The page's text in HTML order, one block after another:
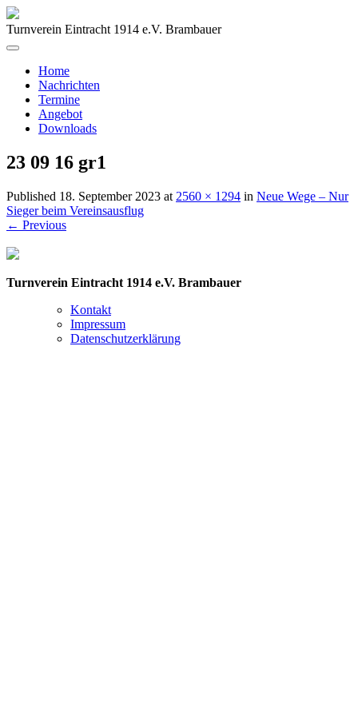
Turnverein Eintracht 1914 e.V. Brambauer
Home
Nachrichten
Termine
Angebot
Downloads
23 09 16 gr1
Published 18. September 2023 at 2560 × 1294 in Neue Wege – Nur
Sieger beim Vereinsausflug
← Previous
Turnverein Eintracht 1914 e.V. Brambauer
Kontakt
Impressum
Datenschutzerklärung